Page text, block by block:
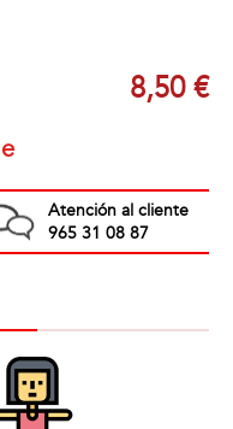
8,50 €
Atención al cliente
965 31 08 87